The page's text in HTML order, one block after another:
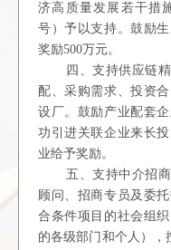
济高质量发展若干措
号）予以支持。鼓励
奖励500万元。
四、支持供应链
配、采购需求、投资
设厂。鼓励产业配套
功引进关联企业来长
业给予奖励。
五、支持中介招
顾问、招商专员及委
合条件项目的社会组
的各级部门和个人），